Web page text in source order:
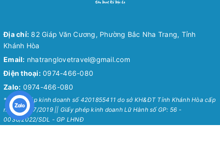
Địa chỉ: 82 Giáp Văn Cương, Phường Bắc Nha Trang, Tỉnh
Khánh Hòa
Email: nhatranglovetravel@gmail.com
Điện thoại: 0974-466-080
Zalo: 0974-466-080
* Giấy phép kinh doanh số 4201855411 do sở KH&ĐT Tỉnh Khánh Hòa cấp
ngày 24/07/2019 || Giấy phép kinh doanh Lữ Hành số GP: 56 -
0036/2022/SDL - GP LHNĐ